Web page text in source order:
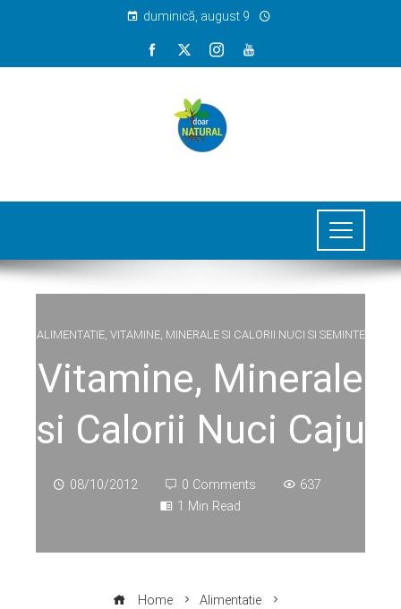
duminică, august 9
ALIMENTATIE, VITAMINE, MINERALE SI CALORII NUCI SI SEMINTE
Vitamine, Minerale
si Calorii Nuci Caju
08/10/2012 0 Comments
637
1 Min Read
Home
Alimentatie